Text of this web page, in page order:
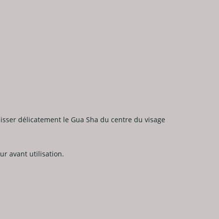
délicatement le Gua Sha du centre du visage
avant utilisation.